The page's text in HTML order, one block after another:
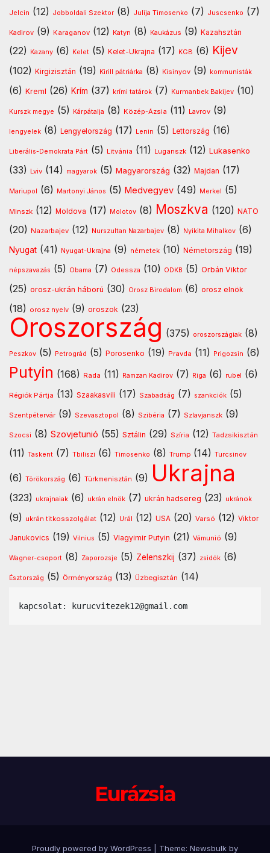
Jelcin (12) Jobboldali Szektor (8) Julija Timosenko (7) Juscsenko (7)
Kadirov (9) Karaganov (12) Katyn (8) Kaukázus (9) Kazahsztán
(22) Kazany (6) Kelet (5) Kelet-Ukrajna (17) KGB (6) Kijev
(102) Kirgizisztán (19) Kirill pátriárka (8) Kisinyov (9) kommunisták
(6) Kreml (26) Krím (37) krími tatárok (7) Kurmanbek Bakijev (10)
Kurszk megye (5) Kárpátalja (8) Közép-Ázsia (11) Lavrov (9)
lengyelek (8) Lengyelország (17) Lenin (5) Lettország (16)
Liberális-Demokrata Párt (5) Litvánia (11) Luganszk (12) Lukasenko
(33) Lviv (14) magyarok (5) Magyarország (32) Majdan (17)
Mariupol (6) Martonyi János (5) Medvegyev (49) Merkel (5)
Minszk (12) Moldova (17) Molotov (8) Moszkva (120) NATO
(20) Nazarbajev (12) Nurszultan Nazarbajev (8) Nyikita Mihalkov (6)
Nyugat (41) Nyugat-Ukrajna (9) németek (10) Németország (19)
népszavazás (5) Obama (7) Odessza (10) ODKB (5) Orbán Viktor
(25) orosz-ukrán háború (30) Orosz Birodalom (6) orosz elnök
(18) orosz nyelv (9) oroszok (23)
Oroszország (375) oroszországiak (8)
Peszkov (5) Petrográd (5) Porosenko (19) Pravda (11) Prigozsin (6)
Putyin (168) Rada (11) Ramzan Kadirov (7) Riga (6) rubel (6)
Régiók Pártja (13) Szaakasvili (17) Szabadság (7) szankciók (5)
Szentpétervár (9) Szevasztopol (8) Szibéria (7) Szlavjanszk (9)
Szocsi (8) Szovjetunió (55) Sztálin (29) Szíria (12) Tadzsikisztán
(11) Taskent (7) Tbiliszi (6) Timosenko (8) Trump (14) Turcsinov
(6) Törökország (6) Türkmenisztán (9) Ukrajna
(323) ukrajnaiak (6) ukrán elnök (7) ukrán hadsereg (23) ukránok
(9) ukrán titkosszolgálat (12) Urál (12) USA (20) Varsó (12) Viktor
Janukovics (19) Vilnius (5) Vlagyimir Putyin (21) Vámunió (9)
Wagner-csoport (8) Zaporozsje (5) Zelenszkij (37) zsidók (6)
Észtország (5) Örményország (13) Üzbegisztán (14)
kapcsolat: kurucvitezek12@gmail.com
Eurázsia
Proudly powered by WordPress Theme: Newsbulk by